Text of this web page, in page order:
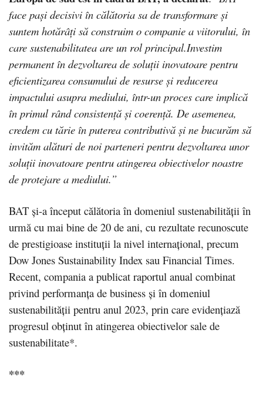
face pași decisivi în călătoria sa de transformare și
suntem hotărâți să construim o companie a viitorului, în
care sustenabilitatea are un rol principal.Investim
permanent în dezvoltarea de soluții inovatoare pentru
eficientizarea consumului de resurse și reducerea
impactului asupra mediului, într-un proces care implică
în primul rând consistență și coerență. De asemenea,
credem cu tărie în puterea contributivă și ne bucurăm să
invităm alături de noi parteneri pentru dezvoltarea unor
soluții inovatoare pentru atingerea obiectivelor noastre
de protejare a mediului.”
BAT și-a început călătoria în domeniul sustenabilității în
urmă cu mai bine de 20 de ani, cu rezultate recunoscute
de prestigioase instituții la nivel internațional, precum
Dow Jones Sustainability Index sau Financial Times.
Recent, compania a publicat raportul anual combinat
privind performanța de business și în domeniul
sustenabilității pentru anul 2023, prin care evidențiază
progresul obținut în atingerea obiectivelor sale de
sustenabilitate*.
***